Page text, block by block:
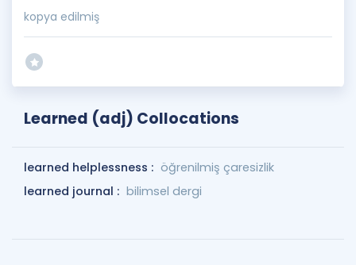
kopya edilmiş
Learned (adj) Collocations
learned helplessness : öğrenilmiş çaresizlik
learned journal : bilimsel dergi